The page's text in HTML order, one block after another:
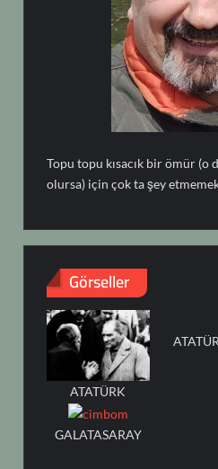
Topu topu kısacık bir ömür (o
olursa) için çok ta şey
Görseller
ATATÜRK
GALATASARAY